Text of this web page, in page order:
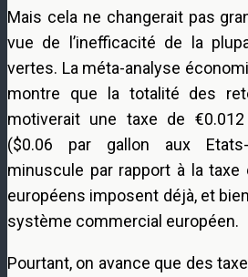
Mais cela ne changerait pas
vue de l’inefficacité de la
vertes. La méta-analyse
montre que la totalité des
motiverait une taxe de
($0.06 par gallon aux
minuscule par rapport à la taxe
européens imposent déjà, et
système commercial européen.
Pourtant, on avance que des